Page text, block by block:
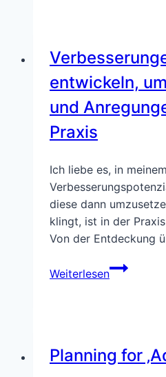
Faktor
digitalen
entwickeln,
und
Praxis
Ich liebe es, in
diese dann
klingt, ist in der
Von der Entdeckung
Weiterlesen
entdecken,
Ideen
und
Planning for